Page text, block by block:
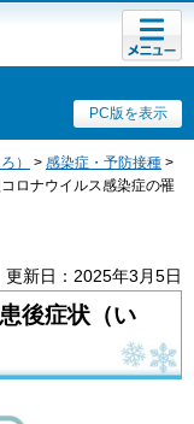
PC版を表示
メニュ
ー
） > 感染症・予防接種 >
ロナウイルス感染症の罹
更新日：2025年3月5日
後症状（い